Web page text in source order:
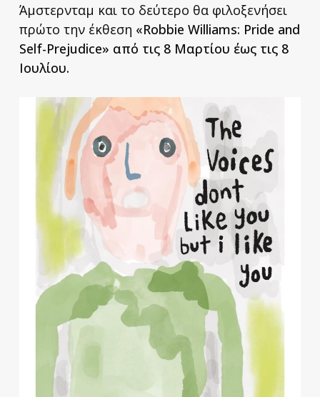
Άμστερνταμ και το δεύτερο θα φιλοξενήσει
πρώτο την έκθεση «Robbie Williams: Pride and
Self-Prejudice» από τις 8 Μαρτίου έως τις 8
Ιουλίου.